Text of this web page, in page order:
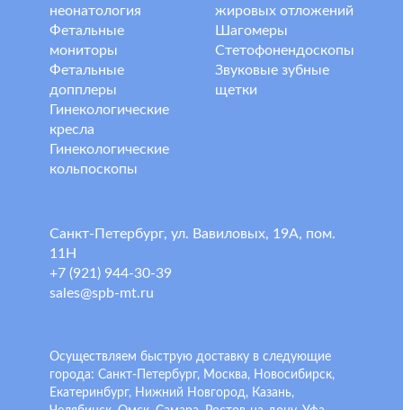
неонатология
Фетальные
мониторы
Фетальные
допплеры
Гинекологические
кресла
Гинекологические
кольпоскопы
жировых отложений
Шагомеры
Стетофонендоскопы
Звуковые зубные
щетки
Санкт-Петербург, ул. Вавиловых, 19А, пом.
11Н
+7 (921) 944-30-39
sales@spb-mt.ru
Осуществляем быструю доставку в следующие
города: Санкт-Петербург, Москва, Новосибирск,
Екатеринбург, Нижний Новгород, Казань,